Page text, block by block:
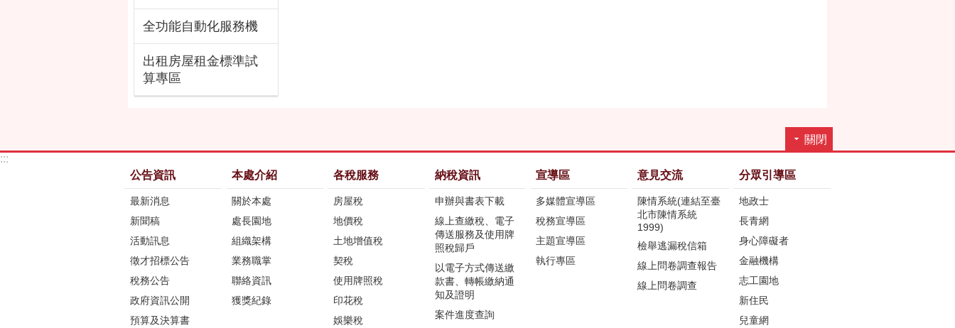
全功能自動化服務機
出租房屋租金標準試
算專區
關閉
:::
公告資訊
最新消息
新聞稿
活動訊息
徵才招標公告
稅務公告
政府資訊公開
預算及決算書
本處介紹
關於本處
處長園地
組織架構
業務職掌
聯絡資訊
獲獎紀錄
各稅服務
房屋稅
地價稅
土地增值稅
契稅
使用牌照稅
印花稅
娛樂稅
納稅資訊
申辦與書表下載
線上查繳稅、電子
傳送服務及使用牌
照稅歸戶
以電子方式傳送繳
款書、轉帳繳納通
知及證明
案件進度查詢
宣導區
多媒體宣導區
稅務宣導區
主題宣導區
執行專區
意見交流
陳情系統(連結至臺
北市陳情系統
1999)
檢舉逃漏稅信箱
線上問卷調查報告
線上問卷調查
分眾引導區
地政士
長青網
身心障礙者
金融機構
志工園地
新住民
兒童網